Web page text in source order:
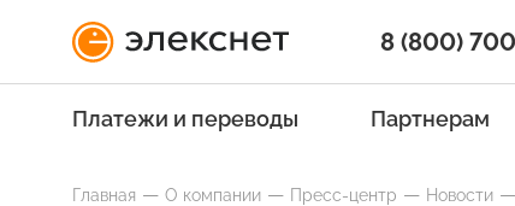
8 (800)
Платежи и переводы Партнерам
Главная О компании Пресс-центр Новости